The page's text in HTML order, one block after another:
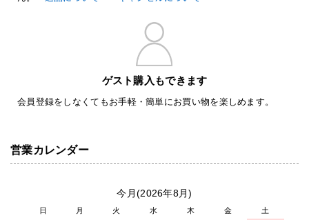
ゲスト購入もできます
会員登録をしなくてもお手軽・簡単にお買い物を楽しめます。
営業カレンダー
今月(2026年8月)
日 月 火 水 木 金 土